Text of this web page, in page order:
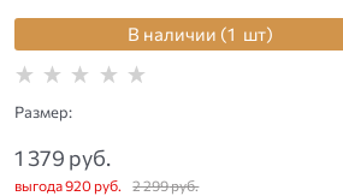
В наличии (1 шт)
Размер:
2 299 руб.
1 379 руб.
выгода920 руб.